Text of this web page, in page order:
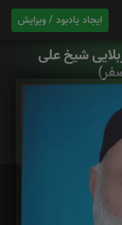
ایجاد یادبود / ویرایش
شیخ علی